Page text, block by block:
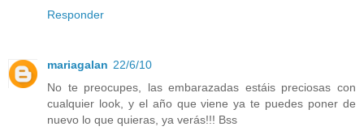
Responder
mariagalan 22/6/10
No te preocupes, las embarazadas estáis preciosas con
cualquier look, y el año que viene ya te puedes poner de
nuevo lo que quieras, ya verás!!! Bss